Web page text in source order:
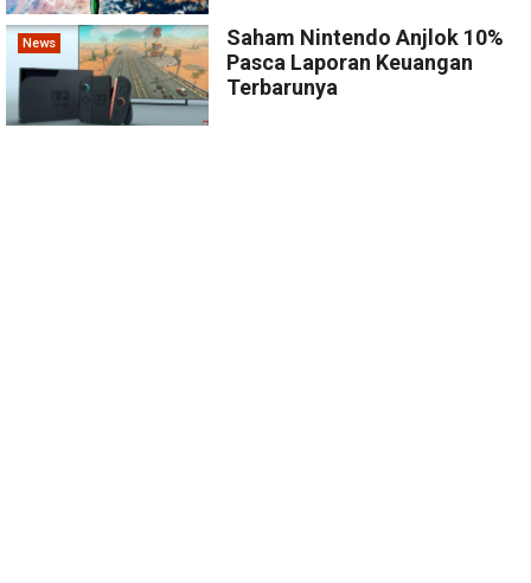
News
Saham Nintendo Anjlok 10%
Pasca Laporan Keuangan
Terbarunya